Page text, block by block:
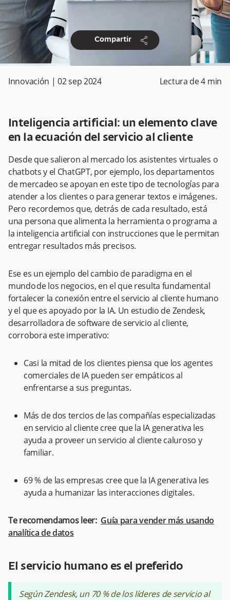
Compartir share
Innovación | 02 sep 2024 Lectura de4 min
Inteligencia artificial: un elemento clave
en la ecuación del servicio al cliente
Desde que salieron al mercado los asistentes virtuales o
chatbots y el ChatGPT, por ejemplo, los departamentos
de mercadeo se apoyan en este tipo de tecnologías para
atender a los clientes o para generar textos e imágenes.
Pero recordemos que, detrás de cada resultado, está
una persona que alimenta la herramienta o programa a
la inteligencia artificial con instrucciones que le permitan
entregar resultados más precisos.
Ese es un ejemplo del cambio de paradigma en el
mundo de los negocios, en el que resulta fundamental
fortalecer la conexión entre el servicio al cliente humano
y el que es apoyado por la IA. Un estudio de Zendesk,
desarrolladora de software de servicio al cliente,
corrobora este imperativo:
Casi la mitad de los clientes piensa que los agentes
comerciales de IA pueden ser empáticos al
enfrentarse a sus preguntas.
Más de dos tercios de las compañías especializadas
en servicio al cliente cree que la IA generativa les
ayuda a proveer un servicio al cliente caluroso y
familiar.
69 % de las empresas cree que la IA generativa les
ayuda a humanizar las interacciones digitales.
Te recomendamos leer: Guía para vender más usando
analítica de datos
El servicio humano es el preferido
Según Zendesk, un 70 % de los líderes de servicio al